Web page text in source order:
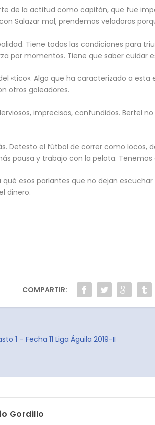
de la actitud como capitán, que fue
Salazar mal, prendemos veladoras
Tiene todas las condiciones para
por momentos. Tiene que saber cuidar
del «tico». Algo que ha caracterizado a
otros goleadores.
imprecisos, confundidos. Bertel
Detesto el fútbol de correr como locos,
pausa y trabajo con la pelota.
qué esos parlantes que no dejan
dinero.
COMPARTIR:
1 – Fecha 11 Liga Águila 2019-II
Gordillo